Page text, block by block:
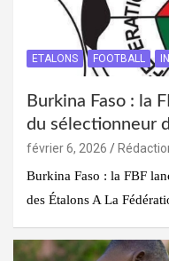
ETALONS FOOTBALL
Burkina Faso : la
du sélectionneur
février 6, 2026
Burkina Faso : la FBF
des Étalons A La